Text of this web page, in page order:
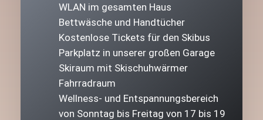
WLAN im gesamten Haus
Bettwäsche und Handtücher
Kostenlose Tickets für den Skibus
Parkplatz in unserer großen Garage
Skiraum mit Skischuhwärmer
Fahrradraum
Wellness- und Entspannungsbereich
von Sonntag bis Freitag von 17 bis 19